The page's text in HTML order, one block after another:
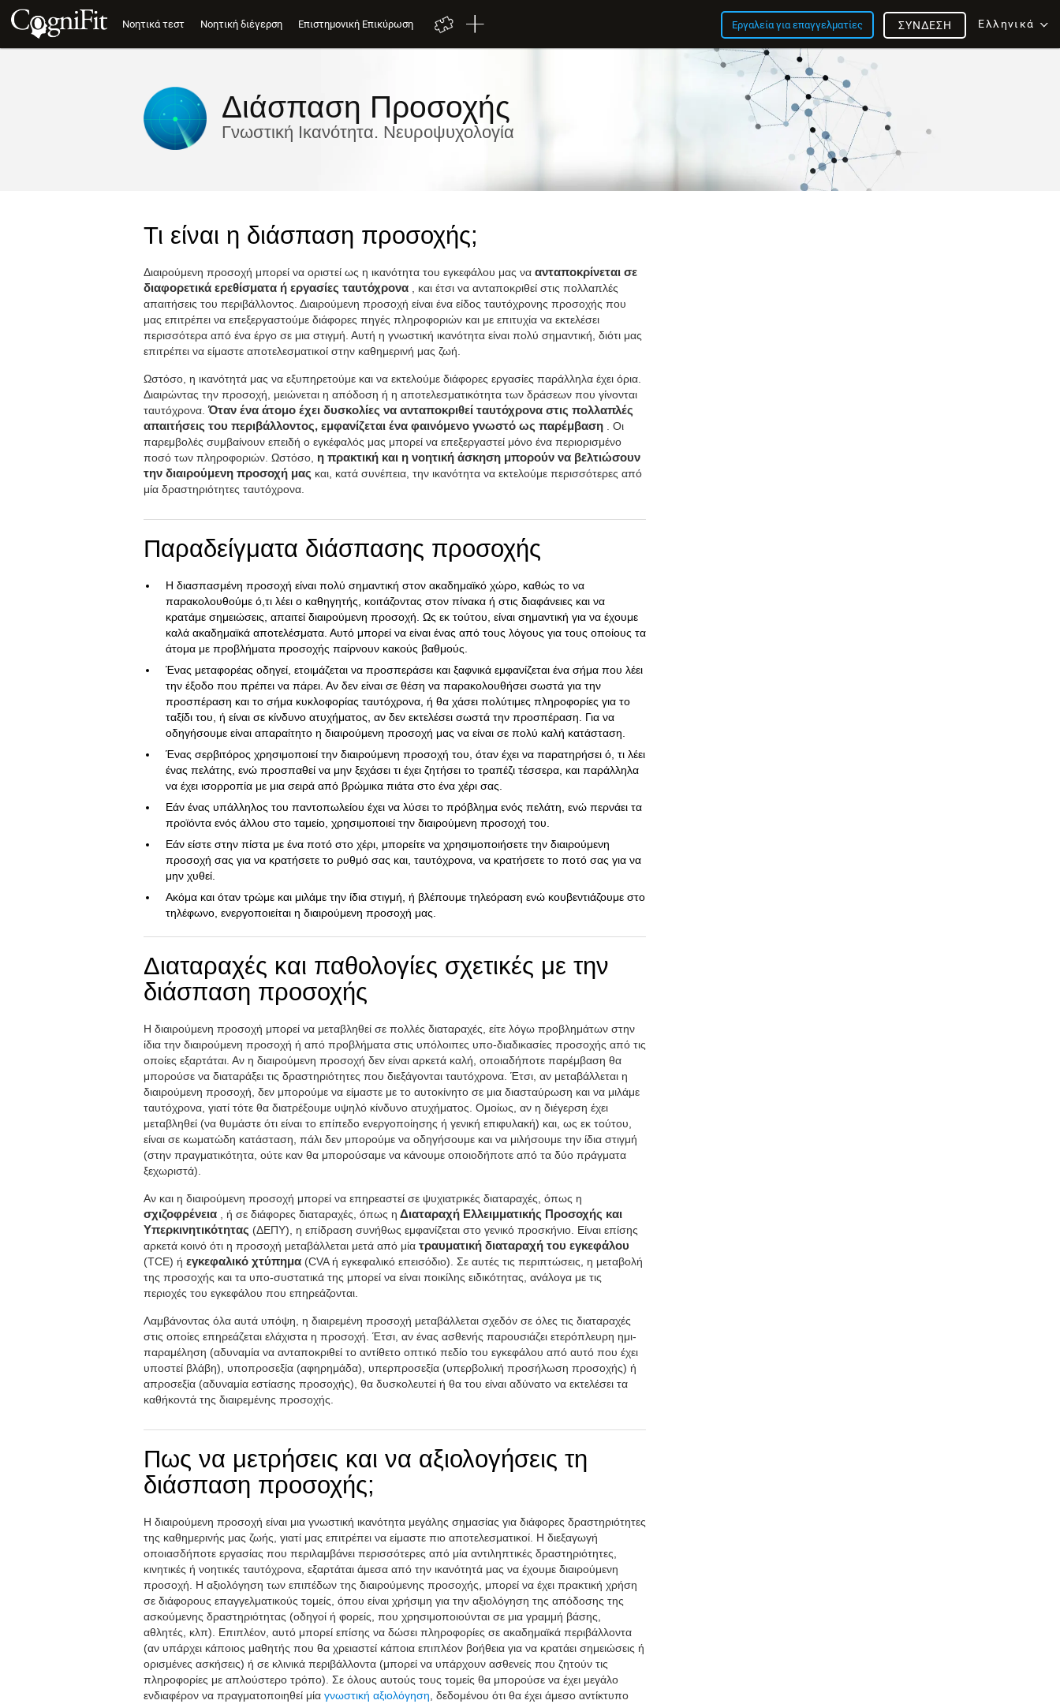
Νοητικά τεστ Νοητική διέγερση Επιστημονική Επικύρωση Εργαλεία για επαγγελματίες Ελληνικά
ΣΎΝΔΕΣΗ
Διάσπαση Προσοχής
Γνωστική Ικανότητα. Νευροψυχολογία
Τι είναι η διάσπαση προσοχής;
Διαιρούμενη προσοχή μπορεί να οριστεί ως η ικανότητα του εγκεφάλου μας να ανταποκρίνεται σε
διαφορετικά ερεθίσματα ή εργασίες ταυτόχρονα
, και έτσι να ανταποκριθεί στις πολλαπλές
απαιτήσεις του περιβάλλοντος. Διαιρούμενη προσοχή είναι ένα είδος ταυτόχρονης προσοχής που
μας επιτρέπει να επεξεργαστούμε διάφορες πηγές πληροφοριών και με επιτυχία να εκτελέσει
περισσότερα από ένα έργο σε μια στιγμή. Αυτή η γνωστική ικανότητα είναι πολύ σημαντική, διότι μας
επιτρέπει να είμαστε αποτελεσματικοί στην καθημερινή μας ζωή.
Ωστόσο, η ικανότητά μας να εξυπηρετούμε και να εκτελούμε διάφορες εργασίες παράλληλα έχει όρια.
Διαιρώντας την προσοχή, μειώνεται η απόδοση ή η αποτελεσματικότητα των δράσεων που γίνονται
ταυτόχρονα.Όταν ένα άτομο έχει δυσκολίες να ανταποκριθεί ταυτόχρονα στις πολλαπλές
απαιτήσεις του περιβάλλοντος, εμφανίζεται ένα φαινόμενο γνωστό ως παρέμβαση
. Οι
παρεμβολές συμβαίνουν επειδή ο εγκέφαλός μας μπορεί να επεξεργαστεί μόνο ένα περιορισμένο
ποσό των πληροφοριών. Ωστόσο, η πρακτική και η νοητική άσκηση μπορούν να βελτιώσουν
την διαιρούμενη προσοχή μας και, κατά συνέπεια, την ικανότητα να εκτελούμε περισσότερες από
μία δραστηριότητες ταυτόχρονα.
Παραδείγματα διάσπασης προσοχής
Η διασπασμένη προσοχή είναι πολύ σημαντική στον ακαδημαϊκό χώρο, καθώς το να
παρακολουθούμε ό,τι λέει ο καθηγητής, κοιτάζοντας στον πίνακα ή στις διαφάνειες και να
κρατάμε σημειώσεις, απαιτεί διαιρούμενη προσοχή. Ως εκ τούτου, είναι σημαντική για να έχουμε
καλά ακαδημαϊκά αποτελέσματα. Αυτό μπορεί να είναι ένας από τους λόγους για τους οποίους τα
άτομα με προβλήματα προσοχής παίρνουν κακούς βαθμούς.
Ένας μεταφορέας οδηγεί, ετοιμάζεται να προσπεράσει και ξαφνικά εμφανίζεται ένα σήμα που λέει
την έξοδο που πρέπει να πάρει. Αν δεν είναι σε θέση να παρακολουθήσει σωστά για την
προσπέραση και το σήμα κυκλοφορίας ταυτόχρονα, ή θα χάσει πολύτιμες πληροφορίες για το
ταξίδι του, ή είναι σε κίνδυνο ατυχήματος, αν δεν εκτελέσει σωστά την προσπέραση. Για να
οδηγήσουμε είναι απαραίτητο η διαιρούμενη προσοχή μας να είναι σε πολύ καλή κατάσταση.
Ένας σερβιτόρος χρησιμοποιεί την διαιρούμενη προσοχή του, όταν έχει να παρατηρήσει ό, τι λέει
ένας πελάτης, ενώ προσπαθεί να μην ξεχάσει τι έχει ζητήσει το τραπέζι τέσσερα, και παράλληλα
να έχει ισορροπία με μια σειρά από βρώμικα πιάτα στο ένα χέρι σας.
Εάν ένας υπάλληλος του παντοπωλείου έχει να λύσει το πρόβλημα ενός πελάτη, ενώ περνάει τα
προϊόντα ενός άλλου στο ταμείο, χρησιμοποιεί την διαιρούμενη προσοχή του.
Εάν είστε στην πίστα με ένα ποτό στο χέρι, μπορείτε να χρησιμοποιήσετε την διαιρούμενη
προσοχή σας για να κρατήσετε το ρυθμό σας και, ταυτόχρονα, να κρατήσετε το ποτό σας για να
μην χυθεί.
Ακόμα και όταν τρώμε και μιλάμε την ίδια στιγμή, ή βλέπουμε τηλεόραση ενώ κουβεντιάζουμε στο
τηλέφωνο, ενεργοποιείται η διαιρούμενη προσοχή μας.
Διαταραχές και παθολογίες σχετικές με την
διάσπαση προσοχής
Η διαιρούμενη προσοχή μπορεί να μεταβληθεί σε πολλές διαταραχές, είτε λόγω προβλημάτων στην
ίδια την διαιρούμενη προσοχή ή από προβλήματα στις υπόλοιπες υπο-διαδικασίες προσοχής από τις
οποίες εξαρτάται. Αν η διαιρούμενη προσοχή δεν είναι αρκετά καλή, οποιαδήποτε παρέμβαση θα
μπορούσε να διαταράξει τις δραστηριότητες που διεξάγονται ταυτόχρονα. Έτσι, αν μεταβάλλεται η
διαιρούμενη προσοχή, δεν μπορούμε να είμαστε με το αυτοκίνητο σε μια διασταύρωση και να μιλάμε
ταυτόχρονα, γιατί τότε θα διατρέξουμε υψηλό κίνδυνο ατυχήματος. Ομοίως, αν η διέγερση έχει
μεταβληθεί (να θυμάστε ότι είναι το επίπεδο ενεργοποίησης ή γενική επιφυλακή) και, ως εκ τούτου,
είναι σε κωματώδη κατάσταση, πάλι δεν μπορούμε να οδηγήσουμε και να μιλήσουμε την ίδια στιγμή
(στην πραγματικότητα, ούτε καν θα μπορούσαμε να κάνουμε οποιοδήποτε από τα δύο πράγματα
ξεχωριστά).
Αν και η διαιρούμενη προσοχή μπορεί να επηρεαστεί σε ψυχιατρικές διαταραχές, όπως η
σχιζοφρένεια
, ή σε διάφορες διαταραχές, όπως η Διαταραχή Ελλειμματικής Προσοχής και
Υπερκινητικότητας (ΔΕΠΥ), η επίδραση συνήθως εμφανίζεται στο γενικό προσκήνιο. Είναι επίσης
αρκετά κοινό ότι η προσοχή μεταβάλλεται μετά από μία τραυματική διαταραχή του εγκεφάλου
(TCE) ή εγκεφαλικό χτύπημα (CVA ή εγκεφαλικό επεισόδιο). Σε αυτές τις περιπτώσεις, η μεταβολή
της προσοχής και τα υπο-συστατικά της μπορεί να είναι ποικίλης ειδικότητας, ανάλογα με τις
περιοχές του εγκεφάλου που επηρεάζονται.
Λαμβάνοντας όλα αυτά υπόψη, η διαιρεμένη προσοχή μεταβάλλεται σχεδόν σε όλες τις διαταραχές
στις οποίες επηρεάζεται ελάχιστα η προσοχή. Έτσι, αν ένας ασθενής παρουσιάζει ετερόπλευρη ημι-
παραμέληση (αδυναμία να ανταποκριθεί το αντίθετο οπτικό πεδίο του εγκεφάλου από αυτό που έχει
υποστεί βλάβη), υποπροσεξία (αφηρημάδα), υπερπροσεξία (υπερβολική προσήλωση προσοχής) ή
απροσεξία (αδυναμία εστίασης προσοχής), θα δυσκολευτεί ή θα του είναι αδύνατο να εκτελέσει τα
καθήκοντά της διαιρεμένης προσοχής.
Πως να μετρήσεις και να αξιολογήσεις τη
διάσπαση προσοχής;
Η διαιρούμενη προσοχή είναι μια γνωστική ικανότητα μεγάλης σημασίας για διάφορες δραστηριότητες
της καθημερινής μας ζωής, γιατί μας επιτρέπει να είμαστε πιο αποτελεσματικοί. Η διεξαγωγή
οποιασδήποτε εργασίας που περιλαμβάνει περισσότερες από μία αντιληπτικές δραστηριότητες,
κινητικές ή νοητικές ταυτόχρονα, εξαρτάται άμεσα από την ικανότητά μας να έχουμε διαιρούμενη
προσοχή. Η αξιολόγηση των επιπέδων της διαιρούμενης προσοχής, μπορεί να έχει πρακτική χρήση
σε διάφορους επαγγελματικούς τομείς, όπου είναι χρήσιμη για την αξιολόγηση της απόδοσης της
ασκούμενης δραστηριότητας (οδηγοί ή φορείς, που χρησιμοποιούνται σε μια γραμμή βάσης,
αθλητές, κλπ). Επιπλέον, αυτό μπορεί επίσης να δώσει πληροφορίες σε ακαδημαϊκά περιβάλλοντα
(αν υπάρχει κάποιος μαθητής που θα χρειαστεί κάποια επιπλέον βοήθεια για να κρατάει σημειώσεις ή
ορισμένες ασκήσεις) ή σε κλινικά περιβάλλοντα (μπορεί να υπάρχουν ασθενείς που ζητούν τις
πληροφορίες με απλούστερο τρόπο). Σε όλους αυτούς τους τομείς θα μπορούσε να έχει μεγάλο
ενδιαφέρον να πραγματοποιηθεί μία γνωστική αξιολόγηση , δεδομένου ότι θα έχει άμεσο αντίκτυπο